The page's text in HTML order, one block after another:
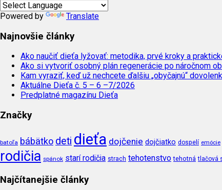
Powered by Translate
Najnovšie články
Ako naučiť dieťa lyžovať: metodika, prvé kroky a
Ako si vytvoriť osobný plán regenerácie po náročnom
Kam vyraziť, keď už nechcete ďalšiu „obyčajnú“
Aktuálne Dieťa č. 5 – 6 –7/2026
Predplatné magazínu Dieťa
Značky
batoľa bábätko deti dieťa dojčenie dojčiatko dospelí emócie
rodičia spánok starí rodičia strach tehotenstvo tehotná tlačová
Najčítanejšie články